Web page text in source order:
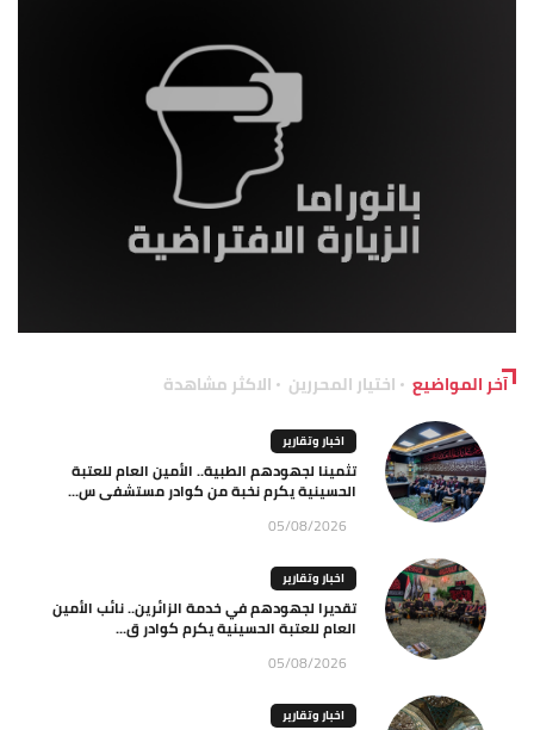
آخر المواضيع اختيار المحررين الاكثر مشاهدة
اخبار وتقارير
تثمينا لجهودهم الطبية.. الأمين العام للعتبة
الحسينية يكرم نخبة من كوادر مستشفى س...
05/08/2026
اخبار وتقارير
تقديرا لجهودهم في خدمة الزائرين.. نائب الأمين
العام للعتبة الحسينية يكرم كوادر ق...
05/08/2026
اخبار وتقارير